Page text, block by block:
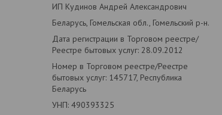
ИП Кудинов Андрей Александрович
Беларусь, Гомельская обл., Гомельский р-н.
Дата регистрации в Торговом реестре/
Реестре бытовых услуг: 28.09.2012
Номер в Торговом реестре/Реестре
бытовых услуг: 145717, Республика
Беларусь
УНП: 490393325